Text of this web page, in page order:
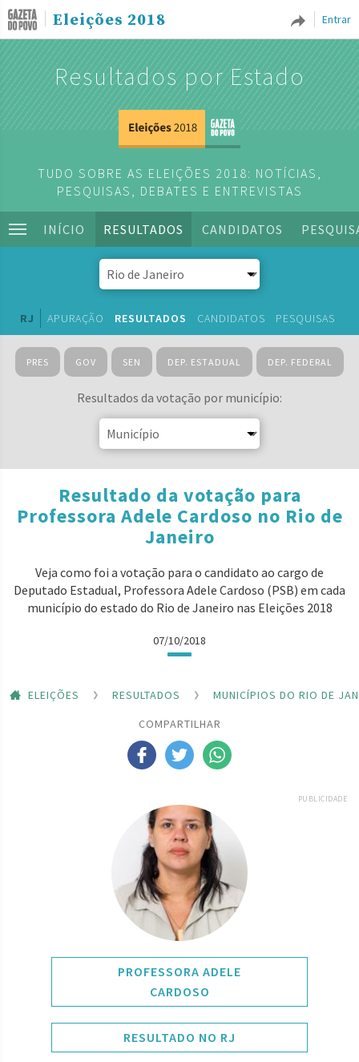
Entrar
Eleições 2018
Resultados por Estado
TUDO SOBRE AS ELEIÇÕES 2018: NOTÍCIAS,
PESQUISAS, DEBATES E ENTREVISTAS
INÍCIO RESULTADOS CANDIDATOS
RJ APURAÇÃO RESULTADOS CANDIDATOS PESQUISAS
PRES GOV SEN DEP. ESTADUAL DEP. FEDERAL
Resultados da votação por município:
Resultado da votação para
Professora Adele Cardoso no Rio de
Janeiro
Veja como foi a votação para o candidato ao cargo de
Deputado Estadual, Professora Adele Cardoso (PSB) em cada
município do estado do Rio de Janeiro nas Eleições 2018
07/10/2018
ELEIÇÕES RESULTADOS
MUNICÍPIOS DO RIO DE
COMPARTILHAR
PUBLICIDADE
PROFESSORA ADELE
CARDOSO
RESULTADO NO RJ